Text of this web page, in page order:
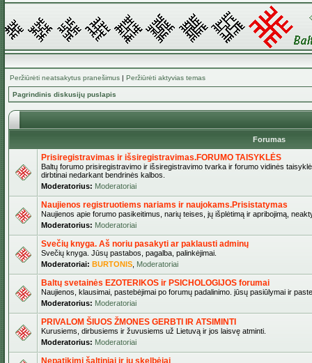
Peržiūrėti neatsakytus pranešimus | Peržiūrėti aktyvias temas
Pagrindinis diskusijų puslapis
Forumas
Prisiregistravimas ir išsiregistravimas.FORUMO TAISYKLĖS
Baltų forumo prisiregistravimo ir išsiregistravimo tvarka ir forumo vidinės
dirbtinai nedarkant bendrinės kalbos.
Moderatorius: Moderatoriai
Naujienos registruotiems nariams ir naujokams.Prisistatymas
Naujienos apie forumo pasikeitimus, narių teises, jų išplėtimą ir apribojimą,
Moderatorius: Moderatoriai
Svečių knyga. Aš noriu pasakyti ar paklausti adminų
Svečių knyga. Jūsų pastabos, pagalba, palinkėjimai.
Moderatoriai: BURTONIS Moderatoriai
Baltų svetainės EZOTERIKOS ir PSICHOLOGIJOS forumai
Naujienos, klausimai, pastebėjimai po forumų padalinimo. jūsų pasiūlymai ir
Moderatorius: Moderatoriai
PRIVALOM ŠIUOS ŽMONES GERBTI IR ATSIMINTI
Kurusiems, dirbusiems ir žuvusiems už Lietuvą ir jos laisvę atminti.
Moderatorius: Moderatoriai
Nepatikimi šaltiniai ir jų skelbėjai